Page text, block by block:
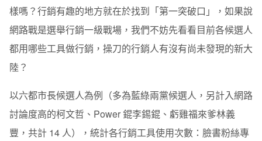
2.2 提供訂閱者專屬的電子報內容與實體活動
2.3 網頁視覺動線設計
2.7 讓我像媽媽一樣提醒你：記得 A/B test！
樣嗎？行銷有趣的地方就在於找到「第一突破口」，如果說
網路戰是選舉行銷一級戰場，我們不妨先看看目前各候選人
都用哪些工具做行銷，操刀的行銷人有沒有尚未發現的新大
陸？
以六都市長候選人為例（多為藍綠兩黨候選人，另計入網路
討論度高的柯文哲、Power 錕李錫錕、虧雞福來爹林義
豐，共計 14 人），統計各行銷工具使用次數：臉書粉絲專